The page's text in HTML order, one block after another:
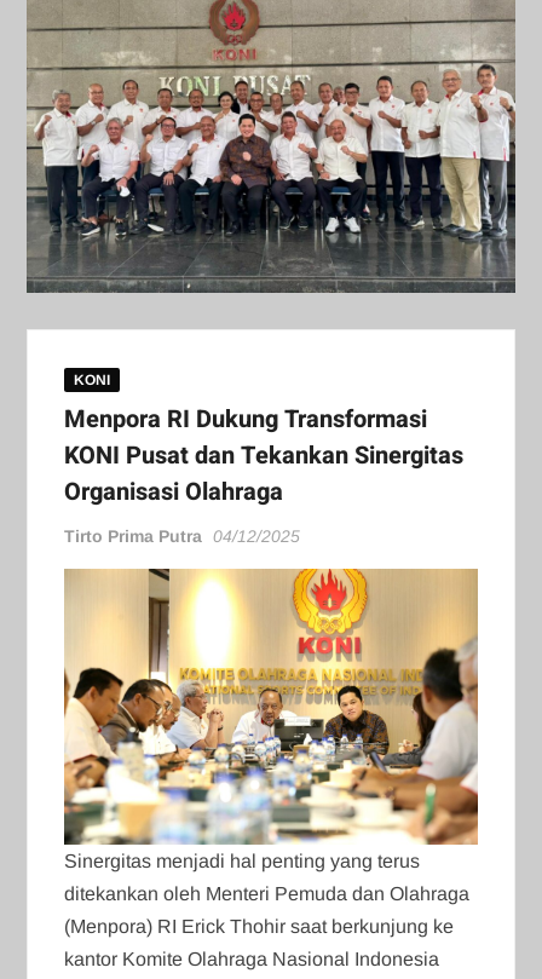
KONI
Menpora RI Dukung Transformasi
KONI Pusat dan Tekankan Sinergitas
Organisasi Olahraga
Tirto Prima Putra 04/12/2025
Sinergitas menjadi hal penting yang terus
ditekankan oleh Menteri Pemuda dan Olahraga
(Menpora) RI Erick Thohir saat berkunjung ke
kantor Komite Olahraga Nasional Indonesia